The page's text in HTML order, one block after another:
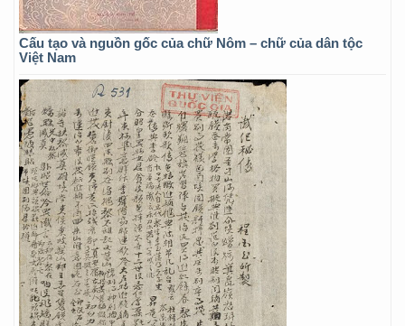
Cấu tạo và nguồn gốc của chữ Nôm – chữ của dân tộc
Việt Nam